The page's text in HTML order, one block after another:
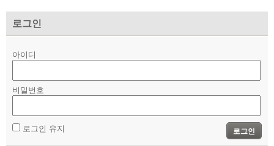
로그인
아이디
비밀번호
로그인 유지 로그인
- 게시판 상담
- 바로보기
- 찾아보기
- 전국 노동상담소 안내